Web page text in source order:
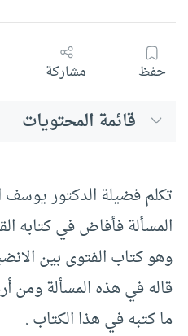
حفظ مشاركة
قائمة المحتويات
تكلم فضيلة الدكتور
المسألة فأفاض في كتابه
وهو كتاب الفتوى بين
قاله في هذه المسألة ومن
ما كتبه في هذا الكتاب .